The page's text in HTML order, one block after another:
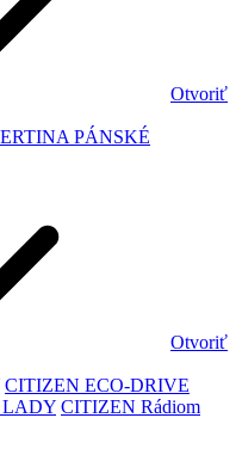
Otvoriť
PÁNSKÉ
Otvoriť
CITIZEN ECO-DRIVE
LADY CITIZEN Rádiom